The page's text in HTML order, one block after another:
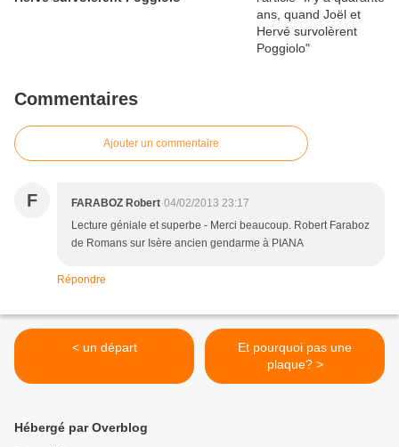
Commentaires
Ajouter un commentaire
F FARABOZ Robert 04/02/2013 23:17
Lecture géniale et superbe - Merci beaucoup. Robert Faraboz
de Romans sur Isère ancien gendarme à PIANA
Répondre
< un départ
Et pourquoi pas une
plaque? >
Hébergé par Overblog